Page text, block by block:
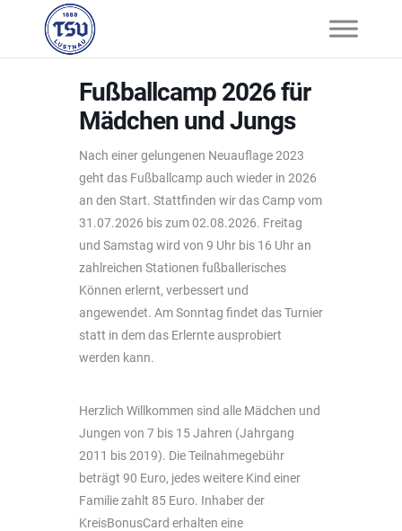
Fußballcamp 2026 für
Mädchen und Jungs
Nach einer gelungenen Neuauflage 2023
geht das Fußballcamp auch wieder in 2026
an den Start. Stattfinden wir das Camp vom
31.07.2026 bis zum 02.08.2026. Freitag
und Samstag wird von 9 Uhr bis 16 Uhr an
zahlreichen Stationen fußballerisches
Können erlernt, verbessert und
angewendet. Am Sonntag findet das Turnier
statt in dem das Erlernte ausprobiert
werden kann.
Herzlich Willkommen sind alle Mädchen und
Jungen von 7 bis 15 Jahren (Jahrgang
2011 bis 2019). Die Teilnahmegebühr
beträgt 90 Euro, jedes weitere Kind einer
Familie zahlt 85 Euro. Inhaber der
KreisBonusCard erhalten eine